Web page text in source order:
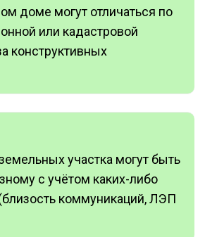
доме могут отличаться по
или кадастровой
конструктивных
участка могут быть
с учётом каких-либо
коммуникаций, ЛЭП